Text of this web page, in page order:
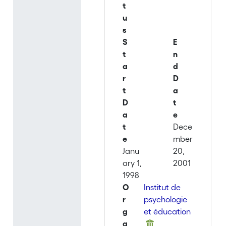
t
u
s
S
t
a
r
t
D
a
t
e
Janu
ary 1,
1998
E
n
d
D
a
t
e
Dece
mber
20,
2001
O
r
g
a
Institut de
psychologie
et éducation